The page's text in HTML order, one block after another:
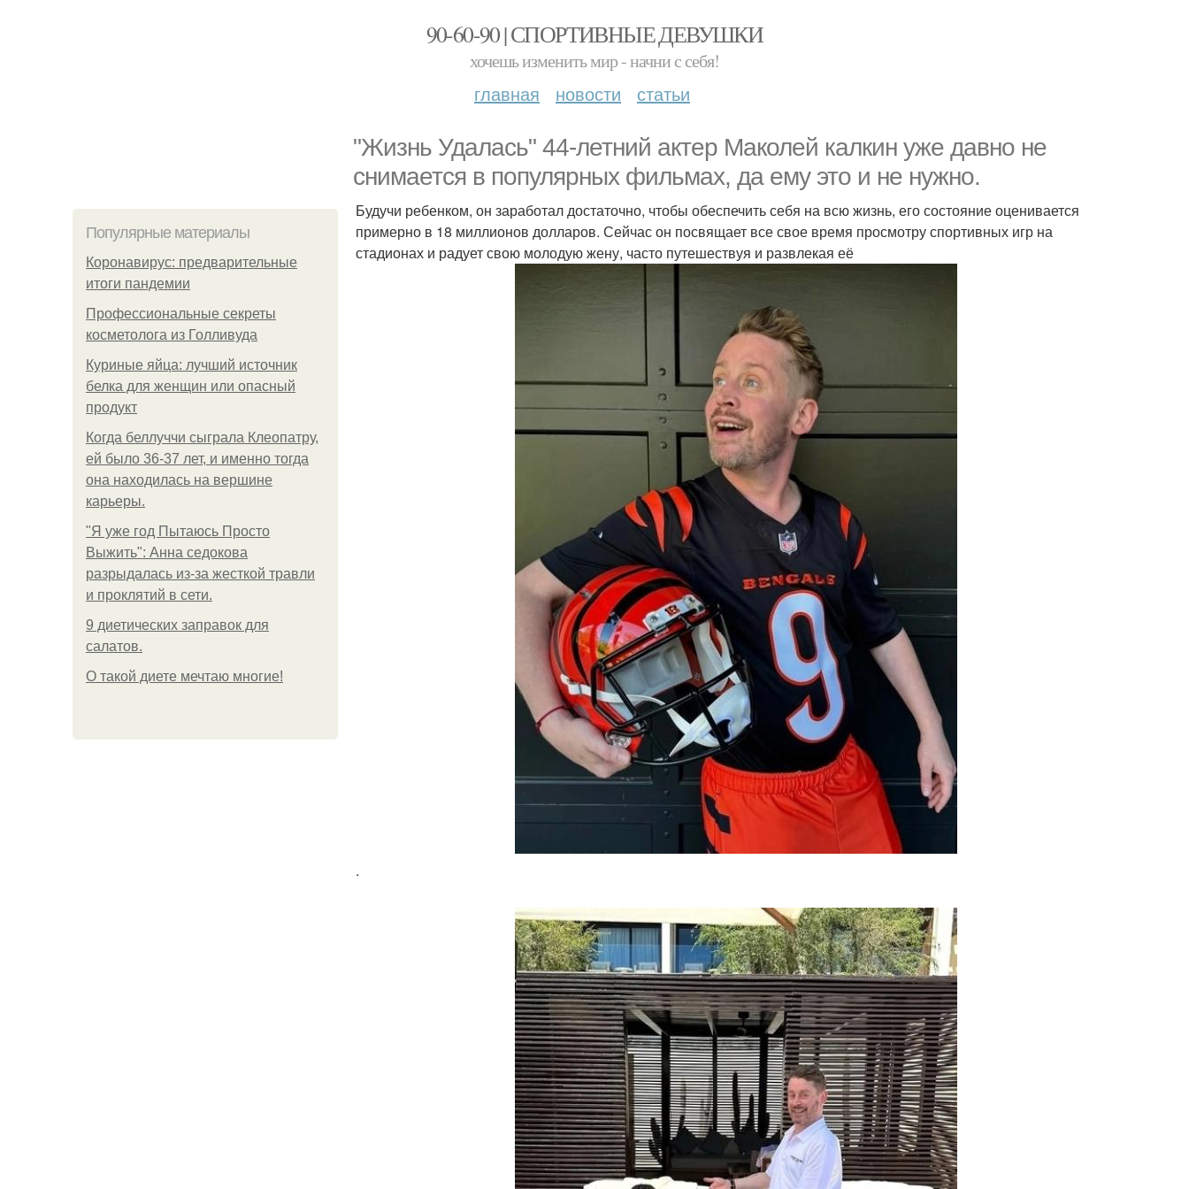
90-60-90 | СПОРТИВНЫЕ ДЕВУШКИ
хочешь изменить мир - начни с себя!
главная новости статьи
"Жизнь Удалась" 44-летний актер Маколей калкин уже давно не
снимается в популярных фильмах, да ему это и не нужно.
Популярные материалы
Коронавирус: предварительные
итоги пандемии
Профессиональные секреты
косметолога из Голливуда
Куриные яйца: лучший источник
белка для женщин или опасный
продукт
Когда беллуччи сыграла Клеопатру,
ей было 36-37 лет, и именно тогда
она находилась на вершине
карьеры.
"Я уже год Пытаюсь Просто
Выжить": Анна седокова
разрыдалась из-за жесткой травли
и проклятий в сети.
9 диетических заправок для
салатов.
О такой диете мечтаю многие!
Будучи ребенком, он заработал достаточно, чтобы обеспечить себя на всю жизнь, его состояние оценивается
примерно в 18 миллионов долларов. Сейчас он посвящает все свое время просмотру спортивных игр на
стадионах и радует свою молодую жену, часто путешествуя и развлекая её
.